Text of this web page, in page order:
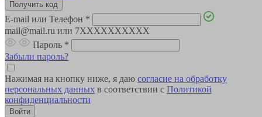
E-mail или Телефон *
mail@mail.ru или 7XXXXXXXXXX
Пароль *
Забыли пароль?
Нажимая на кнопку ниже, я даю согласие на обработку
персональных данных в соответствии с Политикой
конфиденциальности